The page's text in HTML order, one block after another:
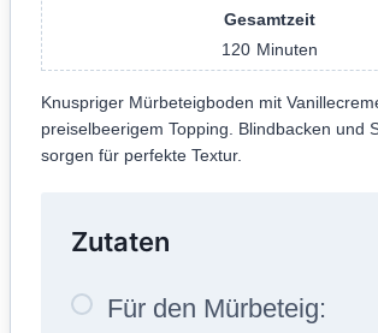
Gesamtzeit
120 Minuten
Knuspriger Mürbeteigboden mit
preiselbeerigem Topping. Blindbacken und
sorgen für perfekte Textur.
Zutaten
Für den Mürbeteig: